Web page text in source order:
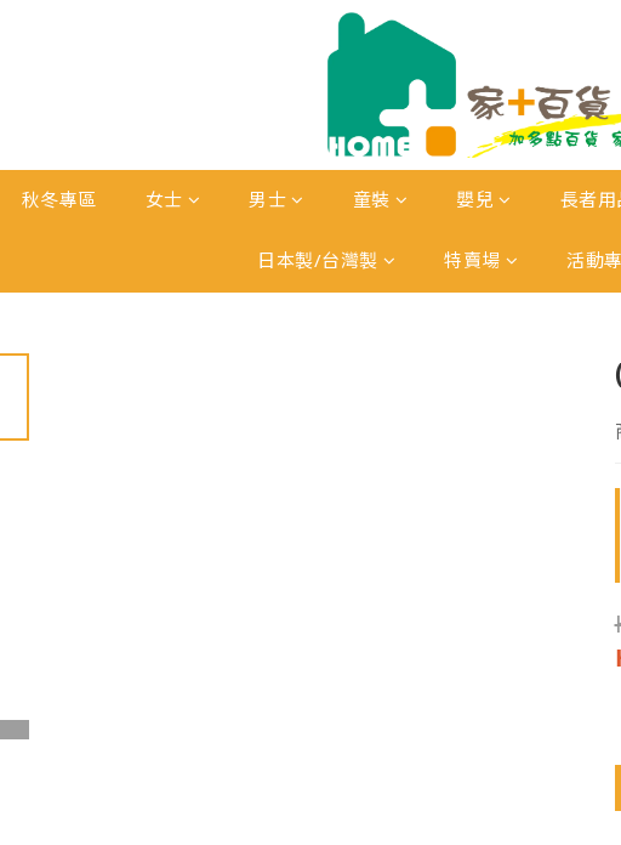
秋冬專區 女士 男士 童裝 嬰兒 長者用
日本製/台灣製 特賣場 活動